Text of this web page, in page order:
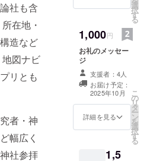
社も含
在地・
造など
図ナビ
リとも
者・神
幅広く
社参拝
神社・地域
文化団体・
教育分野へ
のデジタル
支援にも取
り組む。
パソコンス
植田教室
どっこ
い道中
PDF
データ
（chat
作成）
選
択
す
る
1,000円
お礼のメッセー
ジ
支援者：4人
お届け予定：
2025年10月
詳細を見る
こ
の
リ
タ
ー
ン
を
選
択
す
る
1,5